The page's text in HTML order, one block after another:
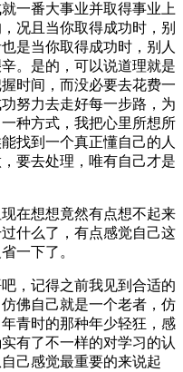
一番大事业并取得事业上
况且当你取得成功时，别
是当你取得成功时，别人
。是的，可以说道理就是
时间，而没必要去花费一
努力去走好每一步路，为
种方式，我把心里所想所
找到一个真正懂自己的人
要去处理，唯有自己才是
在想想竟然有点想不起来
什么了，有点感觉自己这
一下了。
，记得之前我见到合适的
佛自己就是一个老者，仿
青时的那种年少轻狂，感
有了不一样的对学习的认
己感觉最重要的来说起